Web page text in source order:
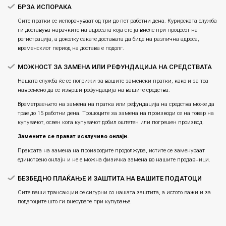
БРЗА ИСПОРАКА
Сите пратки се испорачуваат од три до пет работни дена. Курирската служба
ги доставува нарачките на адресата која сте ја внеле при процесот на
регистрација, а доколку сакате доставата да биде на различна адреса,
временскиот период на достава е подолг.
МОЖНОСТ ЗА ЗАМЕНА ИЛИ РЕФУНДАЦИЈА НА СРЕДСТВАТА
Нашата служба ќе се погрижи за вашите заменски пратки, како и за тоа
навремено да се изврши рефундација на вашите средства.
Времетраењето на замена на пратка или рефундацијa на средства може да
трае до 15 работни дена. Трошоците за замена на производи се на товар на
купувачот, освен кога купувачот добил оштетен или погрешен производ.
Замените се прават исклучиво онлајн.
Праксата на замена на производите продолжува, истите се заменуваат
единствено онлајн и не е можна физичка замена во нашите продавници.
БЕЗБЕДНО ПЛАЌАЊЕ И ЗАШТИТА НА ВАШИТЕ ПОДАТОЦИ
Сите ваши трансакции се сигурни со нашата заштита, а истото важи и за
податоците што ги внесувате при купување.